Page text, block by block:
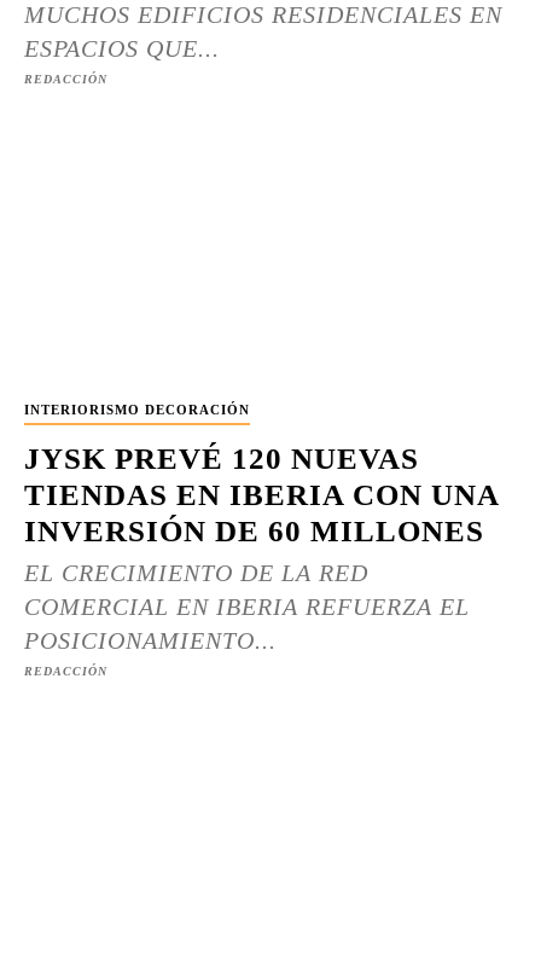
MUCHOS EDIFICIOS RESIDENCIALES EN
ESPACIOS QUE...
REDACCIÓN
INTERIORISMO DECORACIÓN
JYSK PREVÉ 120 NUEVAS
TIENDAS EN IBERIA CON UNA
INVERSIÓN DE 60 MILLONES
EL CRECIMIENTO DE LA RED
COMERCIAL EN IBERIA REFUERZA EL
POSICIONAMIENTO...
REDACCIÓN